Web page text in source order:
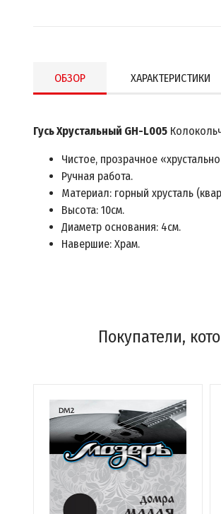
ОБЗОР ХАРАКТЕРИСТИКИ
Гусь Хрустальный GH-L005
Чистое, прозрачное
Ручная работа.
Материал: горный хрусталь
Высота: 10см.
Диаметр основания: 4см.
Навершие: Храм.
Покупатели,